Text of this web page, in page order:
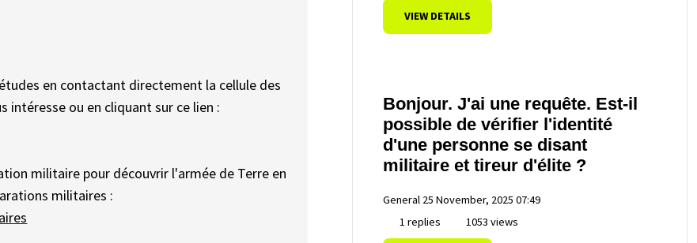
en contactant directement la cellule des
intéresse ou en cliquant sur ce lien :
militaire pour découvrir l'armée de Terre en
militaires :
VIEW DETAILS
Bonjour. J'ai une requête. Est-il
possible de vérifier l'identité
d'une personne se disant
militaire et tireur d'élite ?
General 25 November, 2025 07:49
1 replies
1053 views